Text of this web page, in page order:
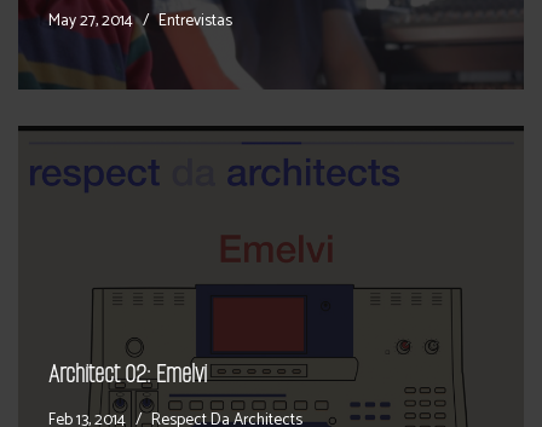
May 27, 2014 Entrevistas
Architect 02: Emelvi
Feb 13, 2014 Respect Da Architects